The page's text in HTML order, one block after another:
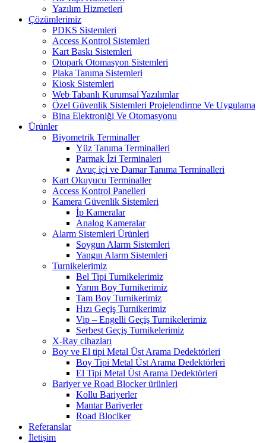
Yazılım Hizmetleri
Çözümlerimiz
PDKS Sistemleri
Access Kontrol Sistemleri
Kart Baskı Sistemleri
Otopark Otomasyon Sistemleri
Plaka Tanıma Sistemleri
Kiosk Sistemleri
Web Tabanlı Kurumsal Yazılımlar
Özel Güvenlik Sistemleri Projelendirme Ve Uygulama
Bina Elektroniği Ve Otomasyonu
Ürünler
Biyometrik Terminaller
Yüz Tanıma Terminalleri
Parmak İzi Terminaleri
Avuç içi ve Damar Tanıma Terminalleri
Kart Okuyucu Terminaller
Access Kontrol Panelleri
Kamera Güvenlik Sistemleri
İp Kameralar
Analog Kameralar
Alarm Sistemleri Ürünleri
Soygun Alarm Sistemleri
Yangın Alarm Sistemleri
Turnikelerimiz
Bel Tipi Turnikelerimiz
Yarım Boy Turnikerimiz
Tam Boy Turnikerimiz
Hızı Geçiş Turnikerimiz
Vip – Engelli Geçiş Turnikelerimiz
Serbest Geçiş Turnikelerimiz
X-Ray cihazları
Boy ve El tipi Metal Üst Arama Dedektörleri
Boy Tipi Metal Üst Arama Dedektörleri
El Tipi Metal Üst Arama Dedektörleri
Bariyer ve Road Blocker ürünleri
Kollu Bariyerler
Mantar Bariyerler
Road Bloclker
Referanslar
İletişim